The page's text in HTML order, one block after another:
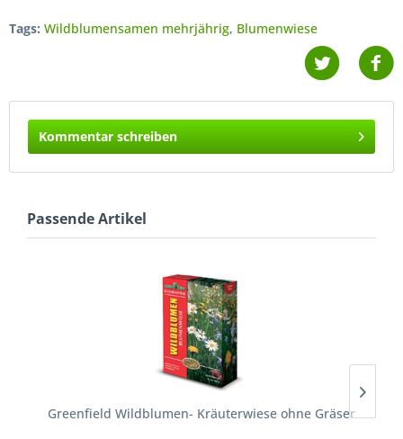
Tags: Wildblumensamen mehrjährig, Blumenwiese
Kommentar schreiben
Passende Artikel
Greenfield Wildblumen- Kräuterwiese ohne Gräser